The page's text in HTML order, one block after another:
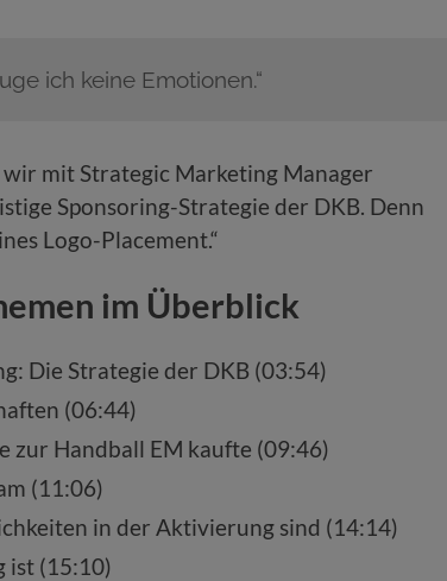
ich keine Emotionen.“
wir mit Strategic Marketing Manager
Sponsoring-Strategie der DKB. Denn
Logo-Placement.“
im Überblick
Die Strategie der DKB (03:54)
(06:44)
zur Handball EM kaufte (09:46)
(11:06)
in der Aktivierung sind (14:14)
ist (15:10)